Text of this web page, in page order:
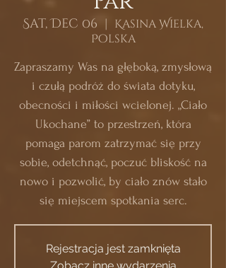
Sat, Dec 06
  |
Kasina Wielka,
Polska
Zapraszamy Was na głęboką, zmysłową
i czułą podróż do świata dotyku,
obecności i miłości wcielonej. „Ciało
Ukochane” to przestrzeń, która
pomaga parom zatrzymać się przy
sobie, odetchnąć, poczuć bliskość na
nowo i pozwolić, by ciało znów stało
się miejscem spotkania serc.
Rejestracja jest zamknięta